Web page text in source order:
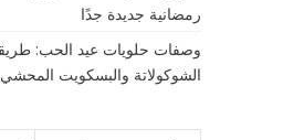
رمضانية جديدة جدًا
وصفات حلويات عيد الحب:
الشوكولاتة والبسكويت المحشي